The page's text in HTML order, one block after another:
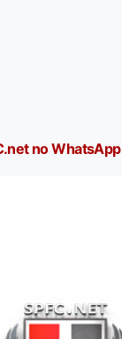
no WhatsApp